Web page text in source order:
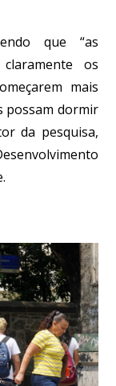
que “as
os
mais
possam dormir
da pesquisa,